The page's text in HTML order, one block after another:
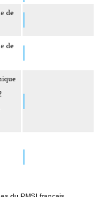
de
de